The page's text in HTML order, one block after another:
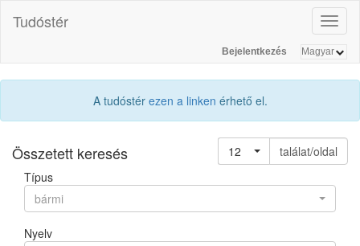
Tudóstér
Bejelentkezés
A tudóstér ezen a linken érhető el.
Összetett keresés 12
találat/oldal
Típus
bármi
Nyelv